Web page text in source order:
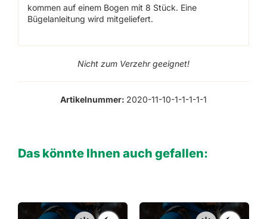
kommen auf einem Bogen mit 8 Stück. Eine
Bügelanleitung wird mitgeliefert.
Nicht zum Verzehr geeignet!
Artikelnummer: 2020-11-10-1-1-1-1-1
Das könnte Ihnen auch gefallen: